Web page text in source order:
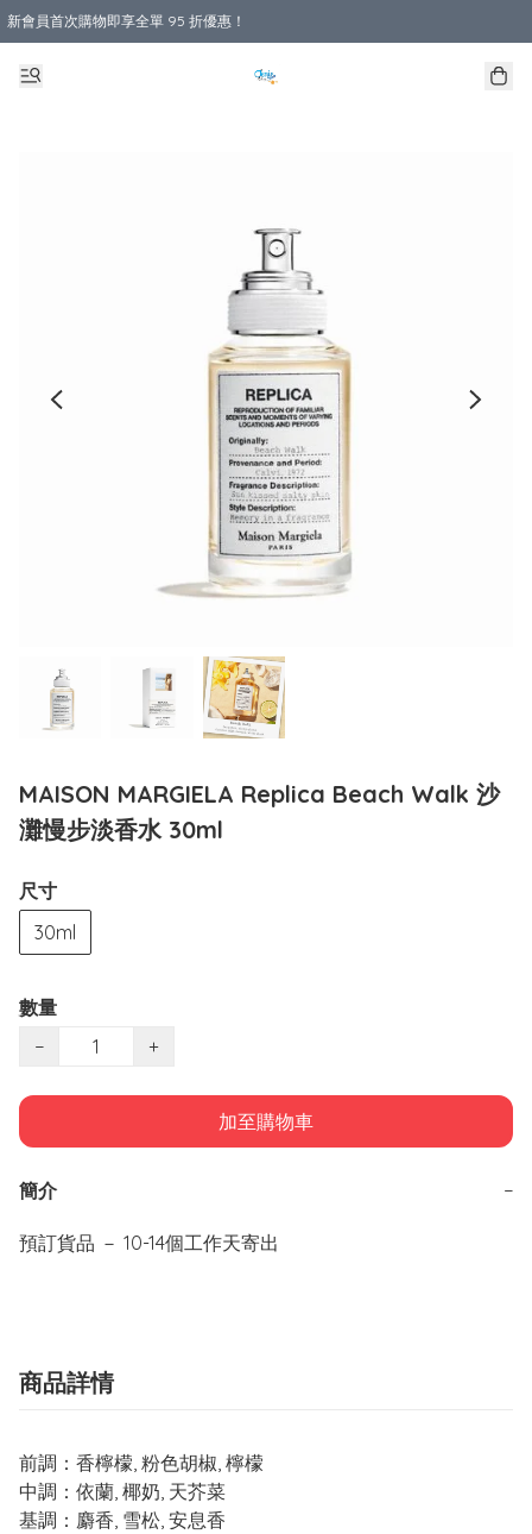
新會員首次購物即享全單 95 折優惠！
購物滿 HKD 800.00即享免運費優惠！（適用於 本地送貨、本地取貨 )
MAISON MARGIELA Replica Beach Walk 沙
灘慢步淡香水 30ml
尺寸
30ml
數量
−
+
加至購物車
簡介 −
預訂貨品 － 10-14個工作天寄出
商品詳情
前調：香檸檬, 粉色胡椒, 檸檬
中調：依蘭, 椰奶, 天芥菜
基調：麝香, 雪松, 安息香